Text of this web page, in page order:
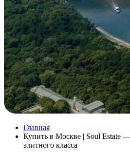
Главная
Купить в Москве | Soul Estate
элитного класса